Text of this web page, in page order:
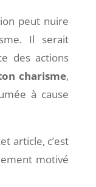
peut nuire
Il serait
des actions
charisme,
à cause
article, c’est
motivé